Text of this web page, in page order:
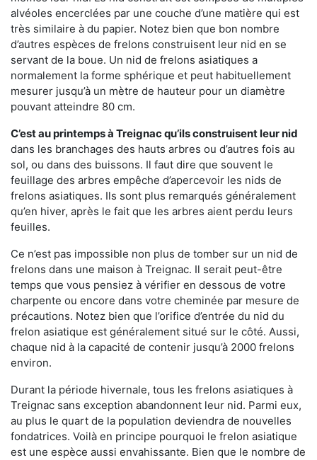
alvéoles encerclées par une couche d’une matière qui est
très similaire à du papier. Notez bien que bon nombre
d’autres espèces de frelons construisent leur nid en se
servant de la boue. Un nid de frelons asiatiques a
normalement la forme sphérique et peut habituellement
mesurer jusqu’à un mètre de hauteur pour un diamètre
pouvant atteindre 80 cm.
C’est au printemps à Treignac qu’ils construisent leur nid
dans les branchages des hauts arbres ou d’autres fois au
sol, ou dans des buissons. Il faut dire que souvent le
feuillage des arbres empêche d’apercevoir les nids de
frelons asiatiques. Ils sont plus remarqués généralement
qu’en hiver, après le fait que les arbres aient perdu leurs
feuilles.
Ce n’est pas impossible non plus de tomber sur un nid de
frelons dans une maison à Treignac. Il serait peut-être
temps que vous pensiez à vérifier en dessous de votre
charpente ou encore dans votre cheminée par mesure de
précautions. Notez bien que l’orifice d’entrée du nid du
frelon asiatique est généralement situé sur le côté. Aussi,
chaque nid à la capacité de contenir jusqu’à 2000 frelons
environ.
Durant la période hivernale, tous les frelons asiatiques à
Treignac sans exception abandonnent leur nid. Parmi eux,
au plus le quart de la population deviendra de nouvelles
fondatrices. Voilà en principe pourquoi le frelon asiatique
est une espèce aussi envahissante. Bien que le nombre de